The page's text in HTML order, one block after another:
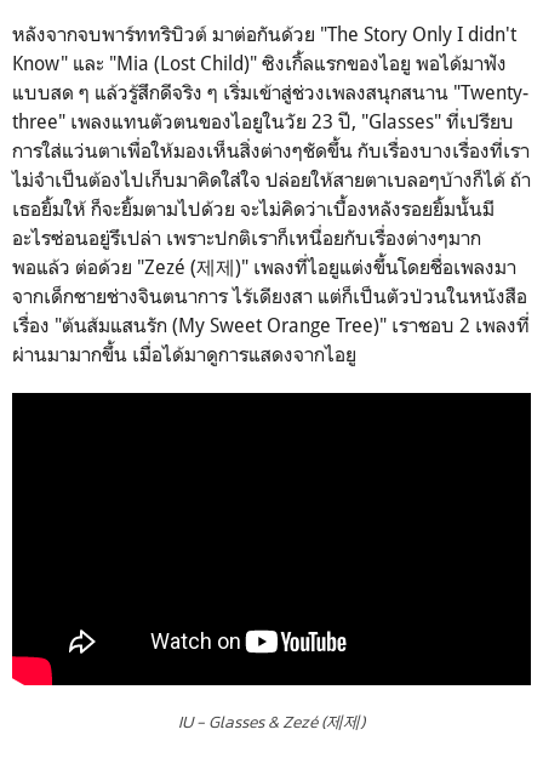
หลังจากจบพาร์ททริบิวต์ มาต่อกันด้วย "The Story Only I didn't
Know" และ "Mia (Lost Child)" ซิงเกิ้ลแรกของไอยู พอได้มาฟัง
แบบสด ๆ แล้วรู้สึกดีจริง ๆ เริ่มเข้าสู่ช่วงเพลงสนุกสนาน "Twenty-
three" เพลงแทนตัวตนของไอยูในวัย 23 ปี, "Glasses" ที่เปรียบ
การใส่แว่นตาเพื่อให้มองเห็นสิ่งต่างๆชัดขึ้น กับเรื่องบางเรื่องที่เรา
ไม่จำเป็นต้องไปเก็บมาคิดใส่ใจ ปล่อยให้สายตาเบลอๆบ้างก็ได้ ถ้า
เธอยิ้มให้ ก็จะยิ้มตามไปด้วย จะไม่คิดว่าเบื้องหลังรอยยิ้มนั้นมี
อะไรซ่อนอยู่รึเปล่า เพราะปกติเราก็เหนื่อยกับเรื่องต่างๆมาก
พอแล้ว ต่อด้วย "Zezé (제제)" เพลงที่ไอยูแต่งขึ้นโดยชื่อเพลงมา
จากเด็กชายช่างจินตนาการ ไร้เดียงสา แต่ก็เป็นตัวป่วนในหนังสือ
เรื่อง "ต้นส้มแสนรัก (My Sweet Orange Tree)" เราชอบ 2 เพลงที่
ผ่านมามากขึ้น เมื่อได้มาดูการแสดงจากไอยู
IU - Glasses & Zezé (제제)